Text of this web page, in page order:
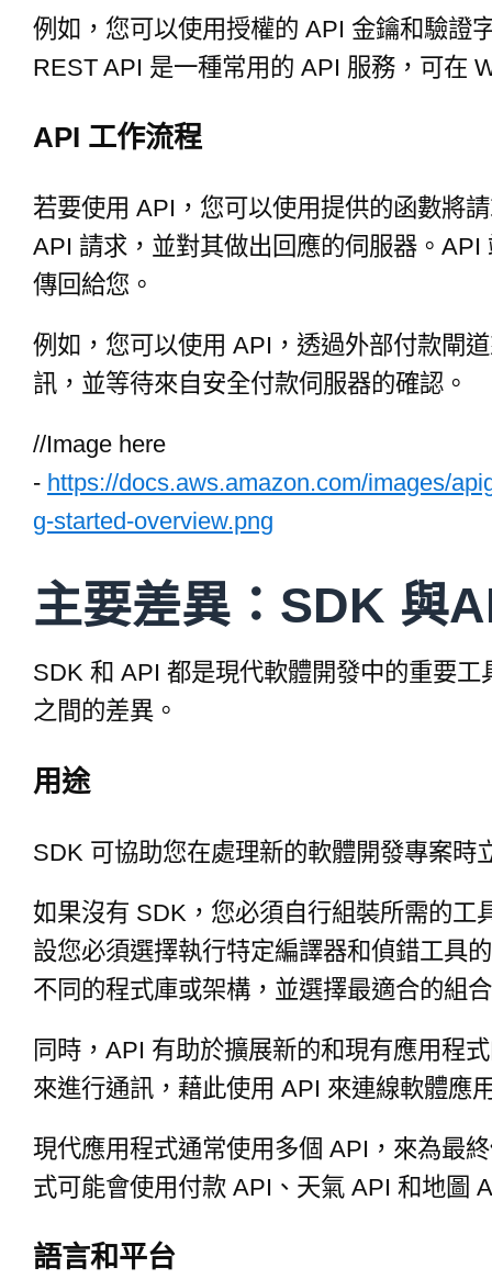
例如，您可以使用授權的 API 金鑰和驗證
REST API 是一種常用的 API 服務，可在
API 工作流程
若要使用 API，您可以使用提供的函數將
API 請求，並對其做出回應的伺服器。
傳回給您。
例如，您可以使用 API，透過外部付款閘
訊，並等待來自安全付款伺服器的確認。
//Image here
- https://docs.aws.amazon.com/images/
g-started-overview.png
主要差異：SDK 與
SDK 和 API 都是現代軟體開發中的重要
之間的差異。
用途
SDK 可協助您在處理新的軟體開發專案時
如果沒有 SDK，您必須自行組裝所需的工
設您必須選擇執行特定編譯器和偵錯工具
不同的程式庫或架構，並選擇最適合的組
同時，API 有助於擴展新的和現有應用程
來進行通訊，藉此使用 API 來連線軟體應
現代應用程式通常使用多個 API，來為最
式可能會使用付款 API、天氣 API 和地圖
語言和平台